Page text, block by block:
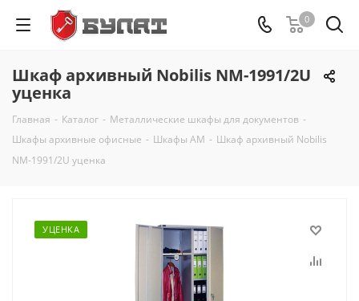
0
Шкаф архивный Nobilis NM-1991/2U
уценка
Главная - Каталог - Металлические шкафы для документов -
Шкафы архивные офисные - Шкафы АМ - Шкаф архивный Nobilis
NM-1991/2U уценка
УЦЕНКА